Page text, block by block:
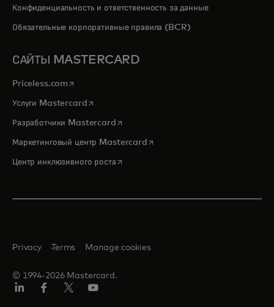
Конфиденциальность и ответственность за данные
Обязательные корпоративные правила (BCR)
САЙТЫ MASTERCARD
Priceless.com opens in a new tab
Услуги Mastercardopens in a new tab
Разработчики Mastercardopens in a new tab
Маркетинговый центр Mastercardopens in a new tab
Центр инклюзивного ростаopens in a new tab
© 1994-2026 Mastercard.
Privacy Terms Manage cookies